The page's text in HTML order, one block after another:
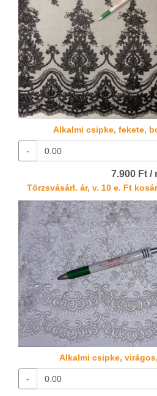
Alkalmi csipke, fekete,
-
7.900 Ft /
Törzsvásárl. ár, v. 10 e. Ft
Alkalmi csipke,
-